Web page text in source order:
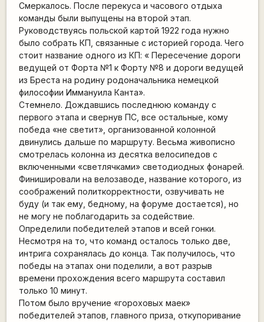
Смеркалось. После перекуса и часового отдыха
команды были выпущены на второй этап.
Руководствуясь польской картой 1922 года нужно
было собрать КП, связанные с историей города. Чего
стоит название одного из КП: « Пересечение дороги
ведущей от Форта №1 к Форту №8 и дороги ведущей
из Бреста на родину родоначальника немецкой
философии Иммануила Канта».
Стемнело. Дождавшись последнюю команду с
первого этапа и свернув ПС, все остальные, кому
победа «не светит», организованной колонной
двинулись дальше по маршруту. Весьма живописно
смотрелась колонна из десятка велосипедов с
включенными «светлячками» светодиодных фонарей.
Финишировали на велозаводе, название которого, из
соображений политкорректности, озвучивать не
буду (и так ему, бедному, на форуме достается), но
не могу не поблагодарить за содействие.
Определили победителей этапов и всей гонки.
Несмотря на то, что команд осталось только две,
интрига сохранялась до конца. Так получилось, что
победы на этапах они поделили, а вот разрыв
времени прохождения всего маршрута составил
только 10 минут.
Потом было вручение «гороховых маек»
победителей этапов, главного приза, откупоривание